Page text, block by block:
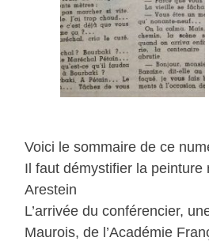
Voici le sommaire de ce
Il faut démystifier la peinture
Arestein
L’arrivée du conférencier,
Maurois, de l’Académie